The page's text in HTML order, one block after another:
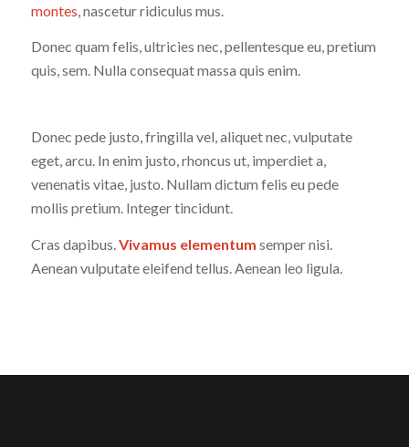
montes , nascetur ridiculus mus.
Donec quam felis, ultricies nec, pellentesque eu, pretium
quis, sem. Nulla consequat massa quis enim.
Donec pede justo, fringilla vel, aliquet nec, vulputate
eget, arcu. In enim justo, rhoncus ut, imperdiet a,
venenatis vitae, justo. Nullam dictum felis eu pede
mollis pretium. Integer tincidunt.
Cras dapibus.Vivamus elementum semper nisi.
Aenean vulputate eleifend tellus. Aenean leo ligula.